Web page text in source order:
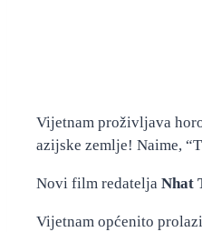
Vijetnam proživljava
azijske zemlje! Naime,
Novi film redatelja Nhat
Vijetnam općenito